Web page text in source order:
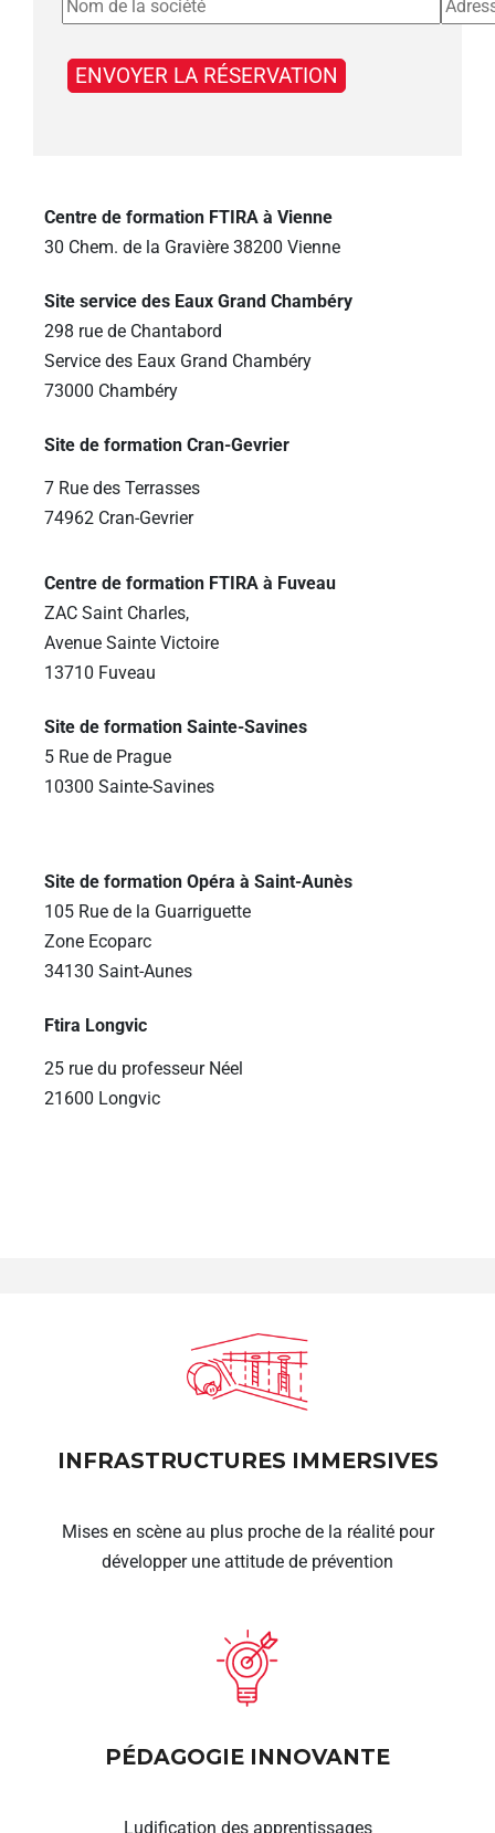
Centre de formation FTIRA à Vienne
30 Chem. de la Gravière 38200 Vienne
Site service des Eaux Grand Chambéry
298 rue de Chantabord
Service des Eaux Grand Chambéry
73000 Chambéry
Site de formation Cran-Gevrier
7 Rue des Terrasses
74962 Cran-Gevrier
Centre de formation FTIRA à Fuveau
ZAC Saint Charles,
Avenue Sainte Victoire
13710 Fuveau
Site de formation Sainte-Savines
5 Rue de Prague
10300 Sainte-Savines
Site de formation Opéra à Saint-Aunès
105 Rue de la Guarriguette
Zone Ecoparc
34130 Saint-Aunes
Ftira Longvic
25 rue du professeur Néel
21600 Longvic
INFRASTRUCTURES IMMERSIVES
Mises en scène au plus proche de la réalité pour
développer une attitude de prévention
PÉDAGOGIE INNOVANTE
Ludification des apprentissages